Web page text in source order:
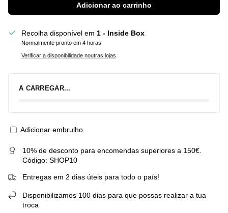
Adicionar ao carrinho
Recolha disponível em 1 - Inside Box
Normalmente pronto em 4 horas
Verificar a disponibilidade noutras lojas
A CARREGAR...
Adicionar embrulho
10% de desconto para encomendas superiores a 150€.
Código: SHOP10
Entregas em 2 dias úteis para todo o país!
Disponibilizamos 100 dias para que possas realizar a tua
troca